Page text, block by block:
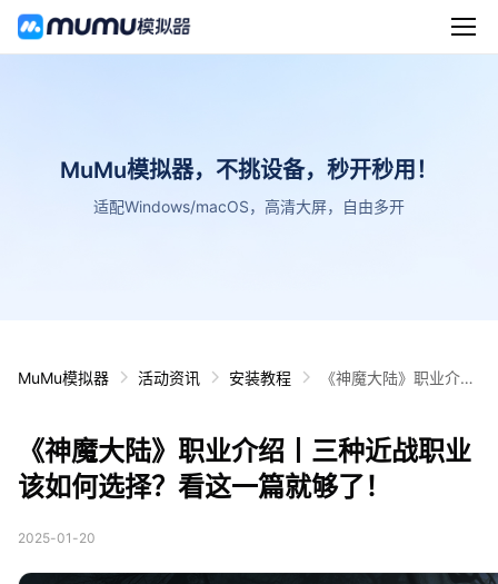
MuMu模拟器，不挑设备，秒开秒用！
适配Windows/macOS，高清大屏，自由多开
MuMu模拟器 活动资讯 安装教程
《神魔大陆》职业介绍
了！
《神魔大陆》职业介绍丨三种近战职业
该如何选择？看这一篇就够了！
2025-01-20